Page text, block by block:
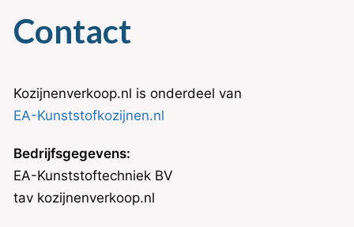
Contact
Kozijnenverkoop.nl is onderdeel van
EA-Kunststofkozijnen.nl
Bedrijfsgegevens:
EA-Kunststoftechniek BV
tav kozijnenverkoop.nl